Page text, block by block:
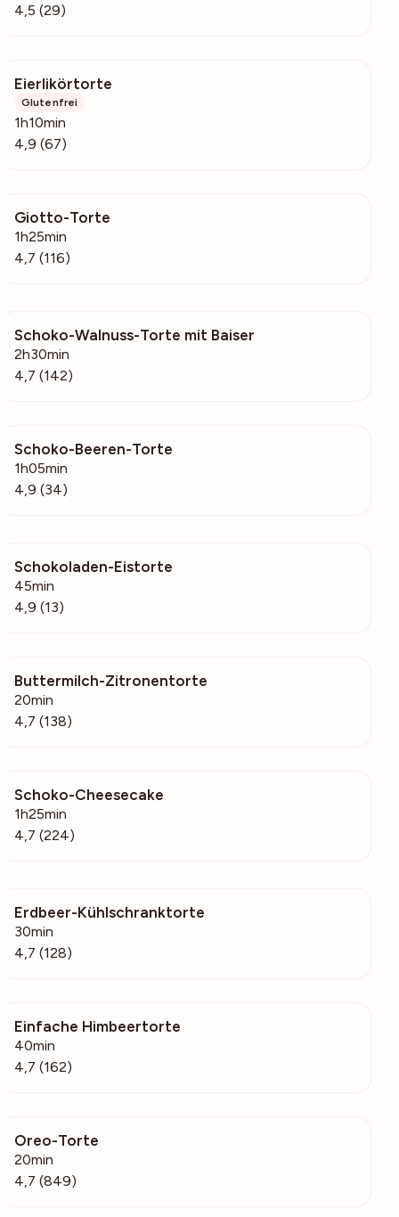
4,5 (29)
Eierlikörtorte
Glutenfrei
1h10min
4,9 (67)
Giotto-Torte
1h25min
4,7 (116)
Schoko-Walnuss-Torte mit Baiser
2h30min
4,7 (142)
Schoko-Beeren-Torte
1h05min
4,9 (34)
Schokoladen-Eistorte
45min
4,9 (13)
Buttermilch-Zitronentorte
20min
4,7 (138)
Schoko-Cheesecake
1h25min
4,7 (224)
Erdbeer-Kühlschranktorte
30min
4,7 (128)
Einfache Himbeertorte
40min
4,7 (162)
Oreo-Torte
20min
4,7 (849)